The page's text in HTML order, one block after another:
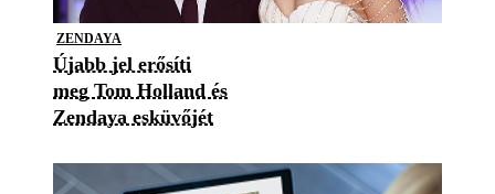
ZENDAYA
Újabb jel erősíti
meg Tom Holland és
Zendaya esküvőjét